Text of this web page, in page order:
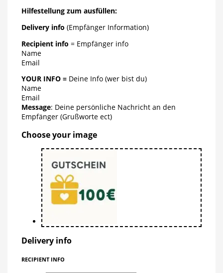
Hilfestellung zum ausfüllen:
Delivery info (Empfänger Information)
Recipient info = Empfänger info
Name
Email
YOUR INFO = Deine Info (wer bist du)
Name
Email
Message: Deine persönliche Nachricht an den
Empfänger (Grußworte ect)
Choose your image
Delivery info
RECIPIENT INFO